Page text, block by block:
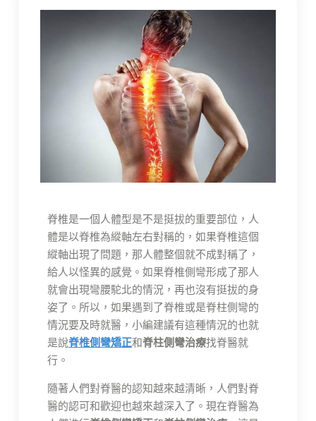
脊椎是一個人體型是不是挺拔的重要部位，人
體是以脊椎為縱軸左右對稱的，如果脊椎這個
縱軸出現了問題，那人體整個就不成對稱了，
給人以怪異的感覺。如果脊椎側彎形成了那人
就會出現彎腰駝北的情況，再也沒有挺拔的身
姿了。所以，如果遇到了脊椎或是脊柱側彎的
情況要及時就醫，小編建議有這種情況的也就
是說脊椎側彎矯正和脊柱側彎治療找脊醫就
行。
隨著人們對脊醫的認知越來越清晰，人們對脊
醫的認可和歡迎也越來越深入了。現在脊醫為